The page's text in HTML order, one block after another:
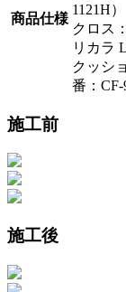
商品仕様
1121H）
クロス
リカラ
クッシ
番：CF-
施工前
施工後